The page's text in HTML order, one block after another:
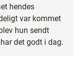
hendes
var kommet
hun sendt
det godt i dag.